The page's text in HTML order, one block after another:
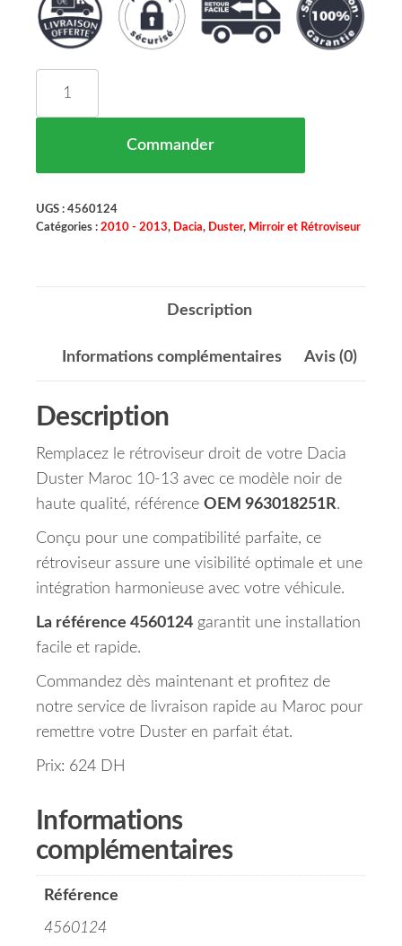
Commander
UGS : 4560124
Catégories : 2010 - 2013, Dacia, Duster, Mirroir et Rétroviseur
Description
Informations complémentaires Avis (0)
Description
Remplacez le rétroviseur droit de votre Dacia
Duster Maroc 10-13 avec ce modèle noir de
haute qualité, référence OEM 963018251R.
Conçu pour une compatibilité parfaite, ce
rétroviseur assure une visibilité optimale et une
intégration harmonieuse avec votre véhicule.
La référence 4560124 garantit une installation
facile et rapide.
Commandez dès maintenant et profitez de
notre service de livraison rapide au Maroc pour
remettre votre Duster en parfait état.
Prix: 624 DH
Informations
complémentaires
Référence
4560124